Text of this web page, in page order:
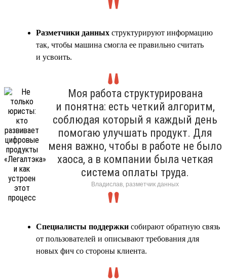
Разметчики данных структурируют информацию
так, чтобы машина смогла ее правильно считать
и усвоить.
Моя работа структурирована
и понятна: есть четкий алгоритм,
соблюдая который я каждый день
помогаю улучшать продукт. Для
меня важно, чтобы в работе не было
хаоса, а в компании была четкая
система оплаты труда.
Владислав, разметчик данных
Специалисты поддержки собирают обратную связь
от пользователей и описывают требования для
новых фич со стороны клиента.